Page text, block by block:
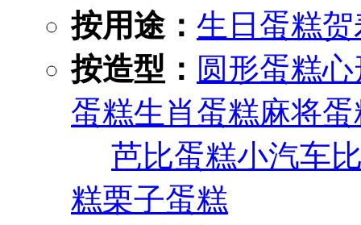
按用途： 生日蛋糕
按造型： 圆形蛋糕心
蛋糕生肖蛋糕麻将
芭比蛋糕小汽车
糕栗子蛋糕